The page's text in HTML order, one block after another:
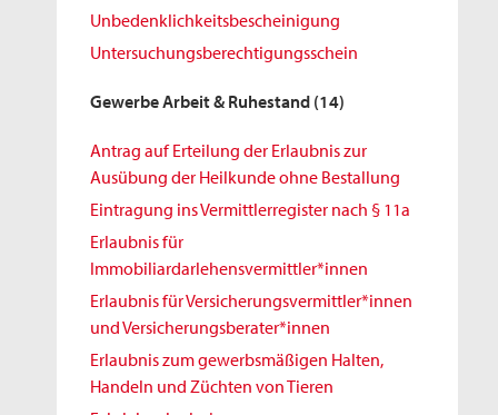
Unbedenklichkeitsbescheinigung
Untersuchungsberechtigungsschein
Gewerbe Arbeit & Ruhestand (14)
Antrag auf Erteilung der Erlaubnis zur
Ausübung der Heilkunde ohne Bestallung
Eintragung ins Vermittlerregister nach § 11a
Erlaubnis für
Immobiliardarlehensvermittler*innen
Erlaubnis für Versicherungsvermittler*innen
und Versicherungsberater*innen
Erlaubnis zum gewerbsmäßigen Halten,
Handeln und Züchten von Tieren